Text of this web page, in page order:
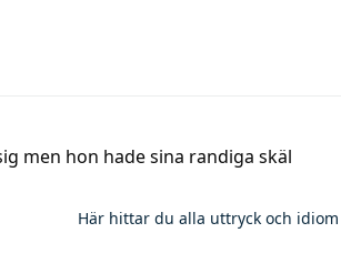
men hon hade sina randiga skäl
Här hittar du alla uttryck och idiom